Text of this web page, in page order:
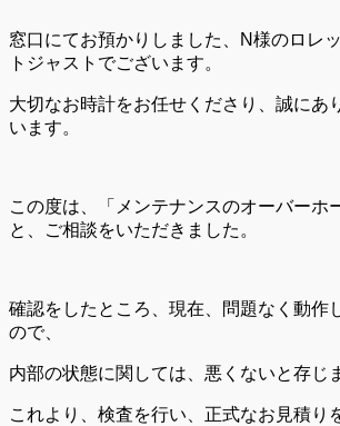
窓口にてお預かりしました、N様のロレ
トジャストでございます。
大切なお時計をお任せくださり、誠にあ
います。
この度は、「メンテナンスのオーバーホ
と、ご相談をいただきました。
確認をしたところ、現在、問題なく動作
ので、
内部の状態に関しては、悪くないと存じ
これより、検査を行い、正式なお見積り